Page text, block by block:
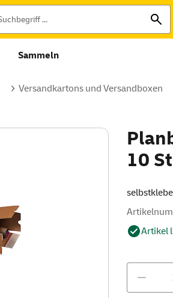
Sammeln
Versandkartons und Versandboxen
10
Artikel